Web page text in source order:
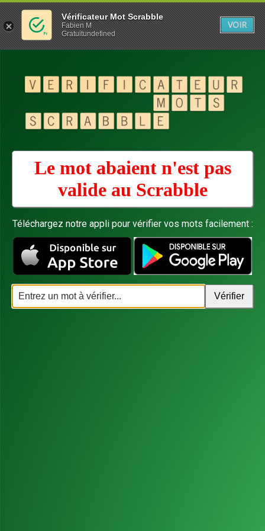
Le mot abaient n'est pas
valide au Scrabble
Téléchargez notre appli pour vérifier vos mots facilement :
Vérificateur Mot Scrabble
Fabien M
Gratuitundefined
VOIR